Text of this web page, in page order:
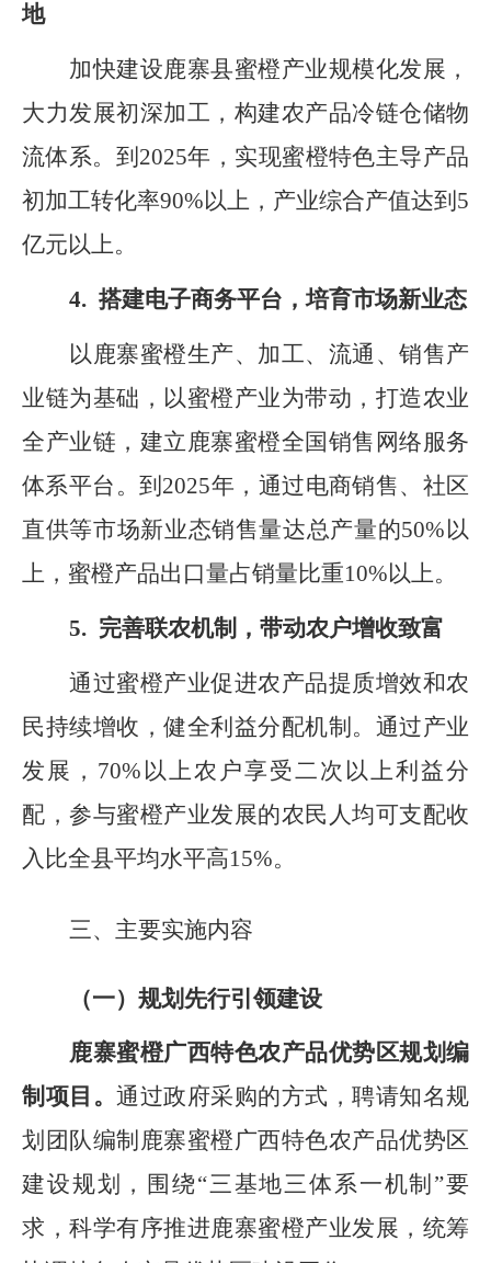
地
加快建设鹿寨县蜜橙产业规模化发展，
大力发展初深加工，构建农产品冷链仓储物
流体系。到 2025年，实现蜜橙特色主导产品
初加工转化率90%以上，产业综合产值达到 5
亿元以上。
4. 搭建电子商务平台，培育市场新业态
以鹿寨蜜橙生产、加工、流通、销售产
业链为基础，以蜜橙产业为带动，打造农业
全产业链，建立鹿寨蜜橙全国销售网络服务
体系平台。到 2025年，通过电商销售、社区
直供等市场新业态销售量达总产量的50% 以
上，蜜橙产品出口量占销量比重10%以上。
5. 完善联农机制，带动农户增收致富
通过蜜橙产业促进农产品提质增效和农
民持续增收，健全利益分配机制 。 通过产业
发展 ， 70% 以上农户享受二次以上利益分
配， 参与蜜橙产业发展的农民人均可支配收
入比全县平均水平高15%。
三、主要实施内容
（一）规划先行引领建设
鹿寨蜜橙广西特色农产品优势区规划编
制项目 。 通过政府采购的方式，聘请知名规
划团队编制鹿寨蜜橙广西特色农产品优势区
建设规划，围绕“三基地三体系一机制 ”要
求，科学有序推进鹿寨蜜橙产业发展，统筹